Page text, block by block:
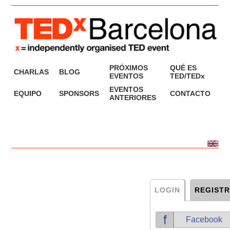
CHARLAS BLOG
PRÓXIMOS
EVENTOS
QUÉ ES
TED/TEDx
EQUIPO SPONSORS
EVENTOS
ANTERIORES
CONTACTO
LOGIN
Facebook
Correo electrónico: